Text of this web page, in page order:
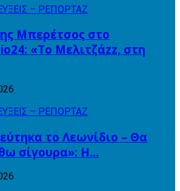
– ΡΕΠΟΡΤΑΖ
Μπερέτσος στο
«Το Μελιτζάzz, στη
– ΡΕΠΟΡΤΑΖ
το Λεωνίδιο – Θα
σίγουρα»: Η…